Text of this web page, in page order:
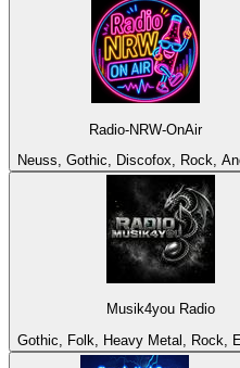
Radio-NRW-OnAir
Neuss, Gothic, Discofox, Rock,
Musik4you Radio
Gothic, Folk, Heavy Metal, Rock,